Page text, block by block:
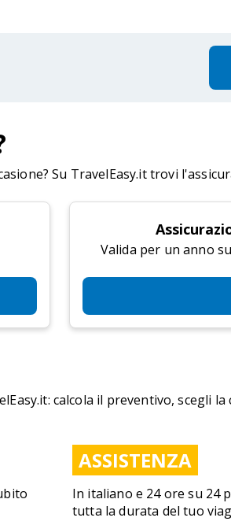
Su TravelEasy.it trovi
Valida per un anno
calcola il preventivo, scegli
ASSISTENZA
In italiano e 24 ore su 24
tutta la durata del tuo